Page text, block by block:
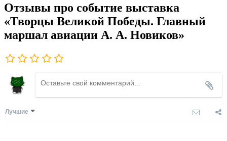
Отзывы про событие выставка
«Творцы Великой Победы. Главный
маршал авиации А. А. Новиков»
Лучшие